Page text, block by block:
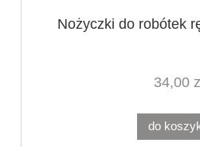
Nożyczki do robótek
34,00
do